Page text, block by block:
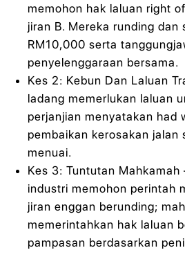
memohon hak laluan right
jiran B. Mereka runding dan
RM10,000 serta
penyelenggaraan bersama.
Kes 2: Kebun Dan Laluan
ladang memerlukan laluan
perjanjian menyatakan had
pembaikan kerosakan jalan
menuai.
Kes 3: Tuntutan
industri memohon perintah
jiran enggan berunding;
memerintahkan hak laluan
pampasan berdasarkan